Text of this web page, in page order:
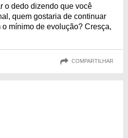
o dedo dizendo que você
quem gostaria de continuar
mínimo de evolução? Cresça,
COMPARTILHAR